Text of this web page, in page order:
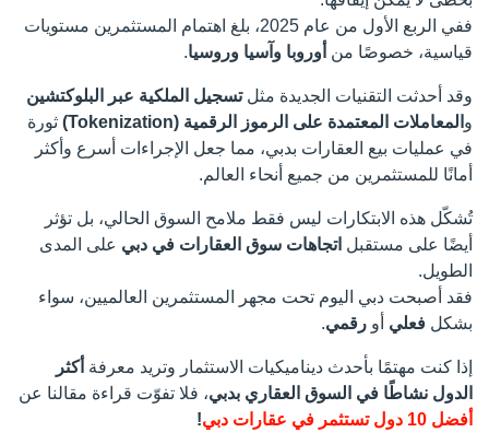
ففي الربع الأول من عام 2025، بلغ اهتمام المستثمرين مستويات
قياسية، خصوصًا من أوروبا وآسيا وروسيا.
وقد أحدثت التقنيات الجديدة مثلتسجيل الملكية عبر البلوكتشين
و المعاملات المعتمدة على الرموز الرقمية (Tokenization)
ثورة
في عمليات بيع العقارات بدبي، مما جعل الإجراءات أسرع وأكثر
أمانًا للمستثمرين من جميع أنحاء العالم.
تُشكّل هذه الابتكارات ليس فقط ملامح السوق الحالي، بل تؤثر
أيضًا على مستقبل اتجاهات سوق العقارات في دبي على المدى
الطويل.
فقد أصبحت دبي اليوم تحت مجهر المستثمرين العالميين، سواء
بشكل فعلي أو رقمي.
إذا كنت مهتمًا بأحدث ديناميكيات الاستثمار وتريد معرفة أكثر
الدول نشاطًا في السوق العقاري بدبي، فلا تفوّت قراءة مقالنا عن
أفضل 10 دول تستثمر في عقارات دبي
!